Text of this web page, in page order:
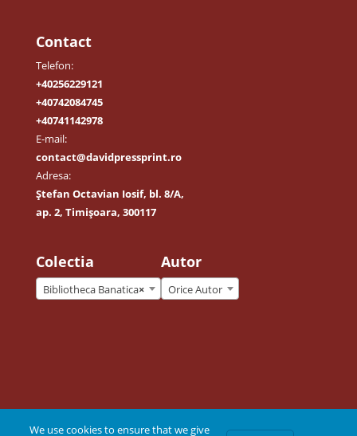
Contact
Telefon:
+40256229121
+40742084745
+40741142978
E-mail:
contact@davidpressprint.ro
Adresa:
Ștefan Octavian Iosif, bl. 8/A,
ap. 2, Timișoara, 300117
Colectia
×
Bibliotheca Banatica
Autor
Orice Autor
We use cookies to ensure that we give